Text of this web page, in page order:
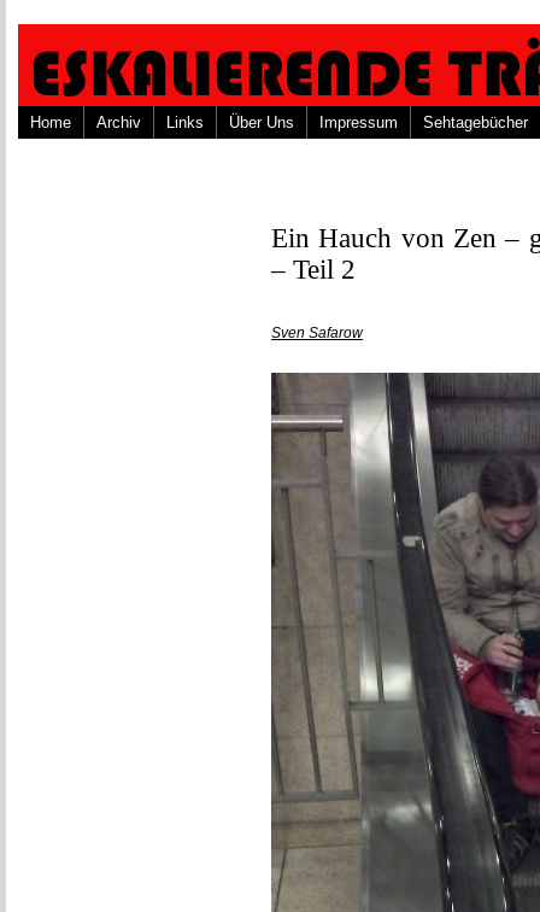
Home Archiv Links Über Uns Impressum Sehtagebücher
Ein Hauch von Zen –
– Teil 2
Sven Safarow